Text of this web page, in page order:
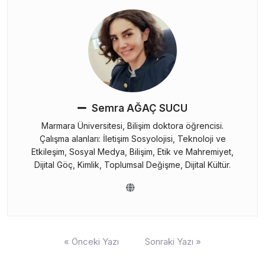
Semra AĞAÇ SUCU
Marmara Üniversitesi, Bilişim doktora öğrencisi.
Çalışma alanları: İletişim Sosyolojisi, Teknoloji ve
Etkileşim, Sosyal Medya, Bilişim, Etik ve Mahremiyet,
Dijital Göç, Kimlik, Toplumsal Değişme, Dijital Kültür.
« Önceki Yazı Sonraki Yazı »